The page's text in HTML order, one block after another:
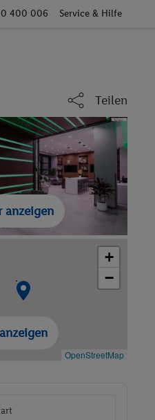
400 006 Service & Hilfe
Teilen
anzeigen
+
−
OpenStreetMap